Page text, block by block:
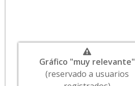
Gráfico "muy relevante"
(reservado a usuarios